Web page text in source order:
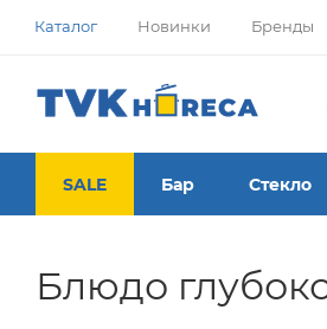
Каталог Новинки Бренды
SALE Бар Стекло
Блюдо